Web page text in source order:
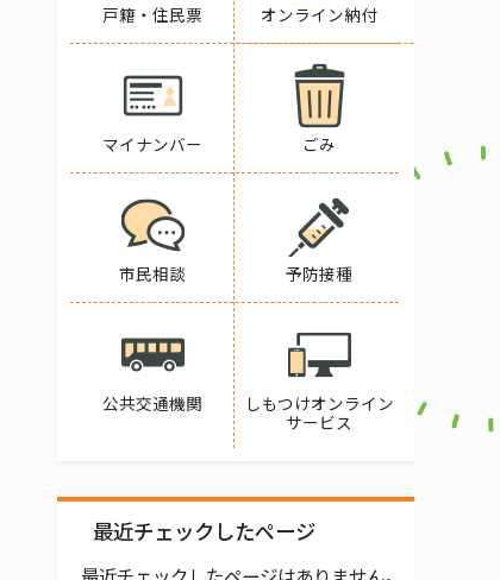
戸籍・住民票 オンライン納付
マイナンバー ごみ
市民相談 予防接種
公共交通機関
しもつけオンライン
サービス
最近チェックしたページ
最近チェックしたページはありません。